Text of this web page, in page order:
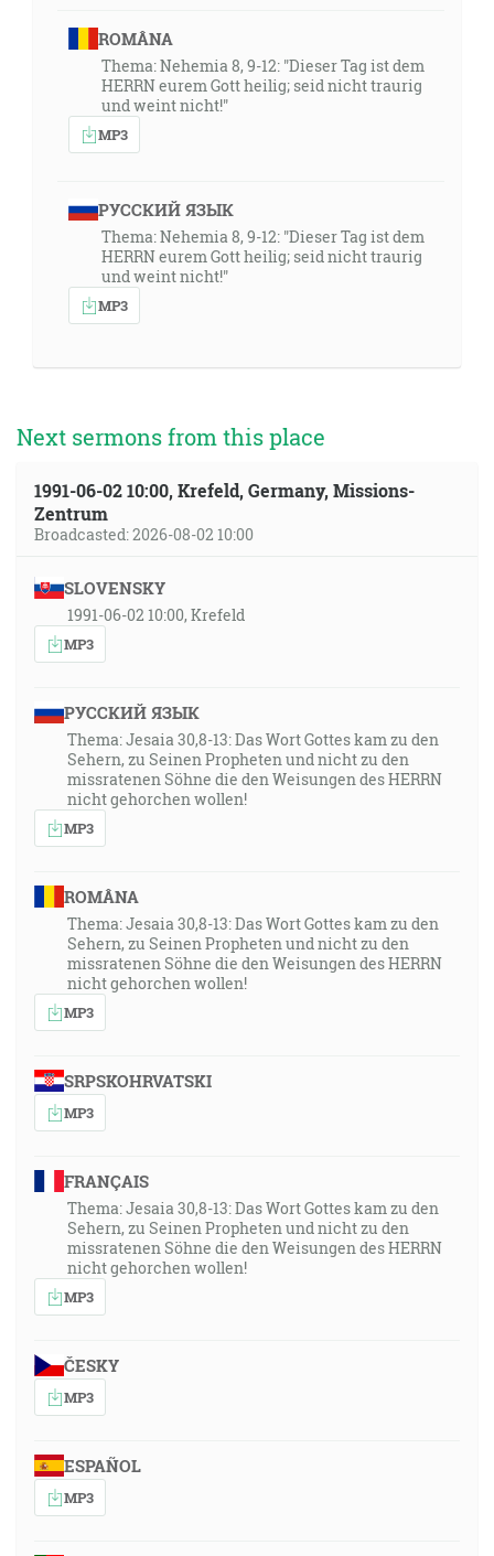
ROMÂNA
Thema: Nehemia 8, 9-12: "Dieser Tag ist dem
HERRN eurem Gott heilig; seid nicht traurig
und weint nicht!"
MP3
РУССКИЙ ЯЗЫК
Thema: Nehemia 8, 9-12: "Dieser Tag ist dem
HERRN eurem Gott heilig; seid nicht traurig
und weint nicht!"
MP3
Next sermons from this place
1991-06-02 10:00, Krefeld, Germany, Missions-
Zentrum
Broadcasted: 2026-08-02 10:00
SLOVENSKY
1991-06-02 10:00, Krefeld
MP3
РУССКИЙ ЯЗЫК
Thema: Jesaia 30,8-13: Das Wort Gottes kam zu den
Sehern, zu Seinen Propheten und nicht zu den
missratenen Söhne die den Weisungen des HERRN
nicht gehorchen wollen!
MP3
ROMÂNA
Thema: Jesaia 30,8-13: Das Wort Gottes kam zu den
Sehern, zu Seinen Propheten und nicht zu den
missratenen Söhne die den Weisungen des HERRN
nicht gehorchen wollen!
MP3
SRPSKOHRVATSKI
MP3
FRANÇAIS
Thema: Jesaia 30,8-13: Das Wort Gottes kam zu den
Sehern, zu Seinen Propheten und nicht zu den
missratenen Söhne die den Weisungen des HERRN
nicht gehorchen wollen!
MP3
ČESKY
MP3
ESPAÑOL
MP3